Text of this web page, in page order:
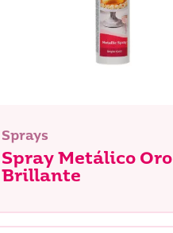
Sprays
Spray Metálico Oro
Brillante